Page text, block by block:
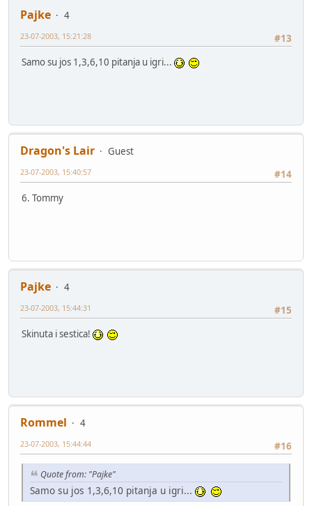
Pajke
4
#13
23-07-2003, 15:21:28
Samo su jos 1,3,6,10 pitanja u igri...
Dragon's Lair
Guest
#14
23-07-2003, 15:40:57
6. Tommy
Pajke
4
#15
23-07-2003, 15:44:31
Skinuta i sestica!
Rommel
4
#16
23-07-2003, 15:44:44
Quote from: "Pajke"
Samo su jos 1,3,6,10 pitanja u igri...